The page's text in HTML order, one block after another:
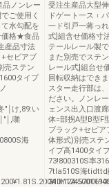
品ノンレー
ご使用く
水勾配を
価格★食品
産品寸法
セビアブ
売ステン
タイプ
"￨け,89:い
"￨,囃
海
受注生産品大型
ドゲート一ス︲
一ド引戸一蒋っ
式]組含せ価格寸
テールレール製
また別売でステ
レール式]組台せ
回転収納はでき
スター走行部は
ださい。ノンレ
ェンス出入口渡
体=部拐A型B型F
ブラック+セピ
体形式)別売ステ
イプ高1400タ
73!800310S率
7tla510S海tidttd